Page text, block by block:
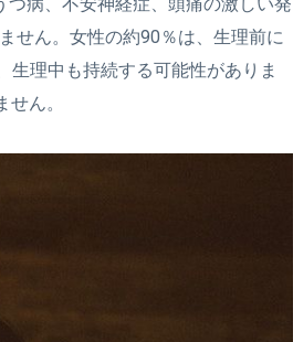
せん。女性の約90％は、生理前に
理中も持続する可能性がありま
ん。